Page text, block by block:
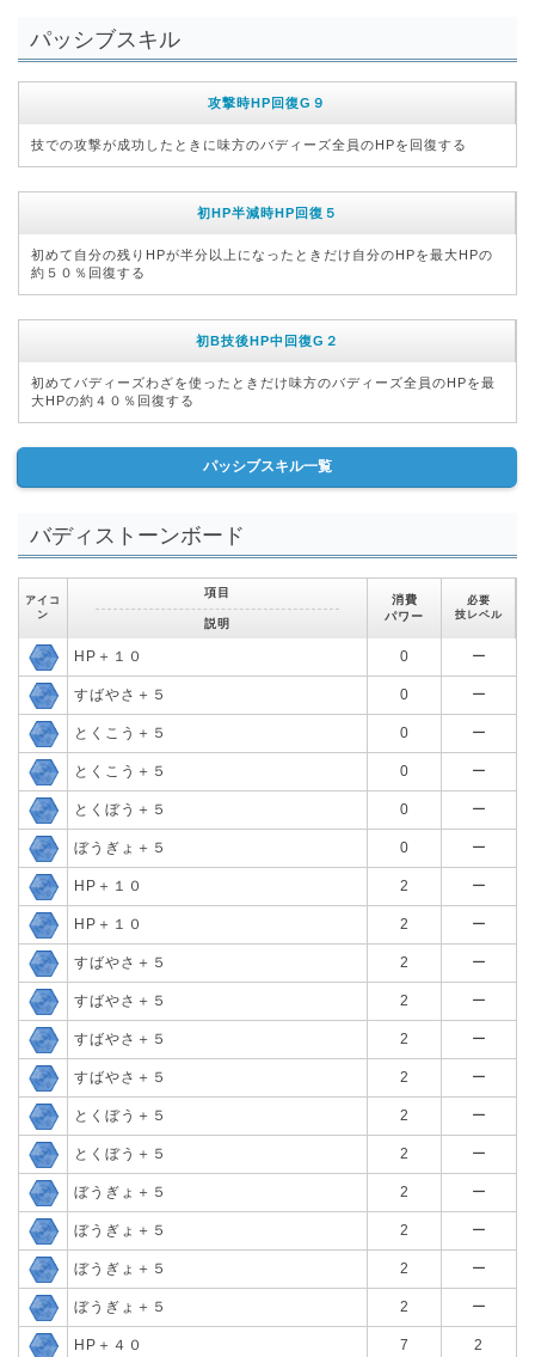
パッシブスキル
攻撃時HP回復G９
技での攻撃が成功したときに味方のバディーズ全員のHPを回復する
初HP半減時HP回復５
初めて自分の残りHPが半分以上になったときだけ自分のHPを最大HPの
約５０％回復する
初B技後HP中回復G２
初めてバディーズわざを使ったときだけ味方のバディーズ全員のHPを最
大HPの約４０％回復する
パッシブスキル一覧
バディストーンボード
アイコ
ン
項目
説明
消費
パワー
必要
技レベル
HP＋１０ 0 ー
すばやさ＋５ 0 ー
とくこう＋５ 0 ー
とくこう＋５ 0 ー
とくぼう＋５ 0 ー
ぼうぎょ＋５ 0 ー
HP＋１０ 2 ー
HP＋１０ 2 ー
すばやさ＋５ 2 ー
すばやさ＋５ 2 ー
すばやさ＋５ 2 ー
すばやさ＋５ 2 ー
とくぼう＋５ 2 ー
とくぼう＋５ 2 ー
ぼうぎょ＋５ 2 ー
ぼうぎょ＋５ 2 ー
ぼうぎょ＋５ 2 ー
ぼうぎょ＋５ 2 ー
HP＋４０ 7 2